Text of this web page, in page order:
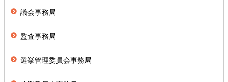
議会事務局
監査事務局
選挙管理委員会事務局